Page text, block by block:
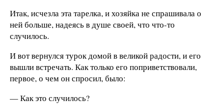
Итак, исчезла эта тарелка, и хозяйка не спрашивала о
ней больше, надеясь в душе своей, что что-то
случилось.
И вот вернулся турок домой в великой радости, и его
вышли встречать. Как только его поприветствовали,
первое, о чем он спросил, было:
— Как это случилось?